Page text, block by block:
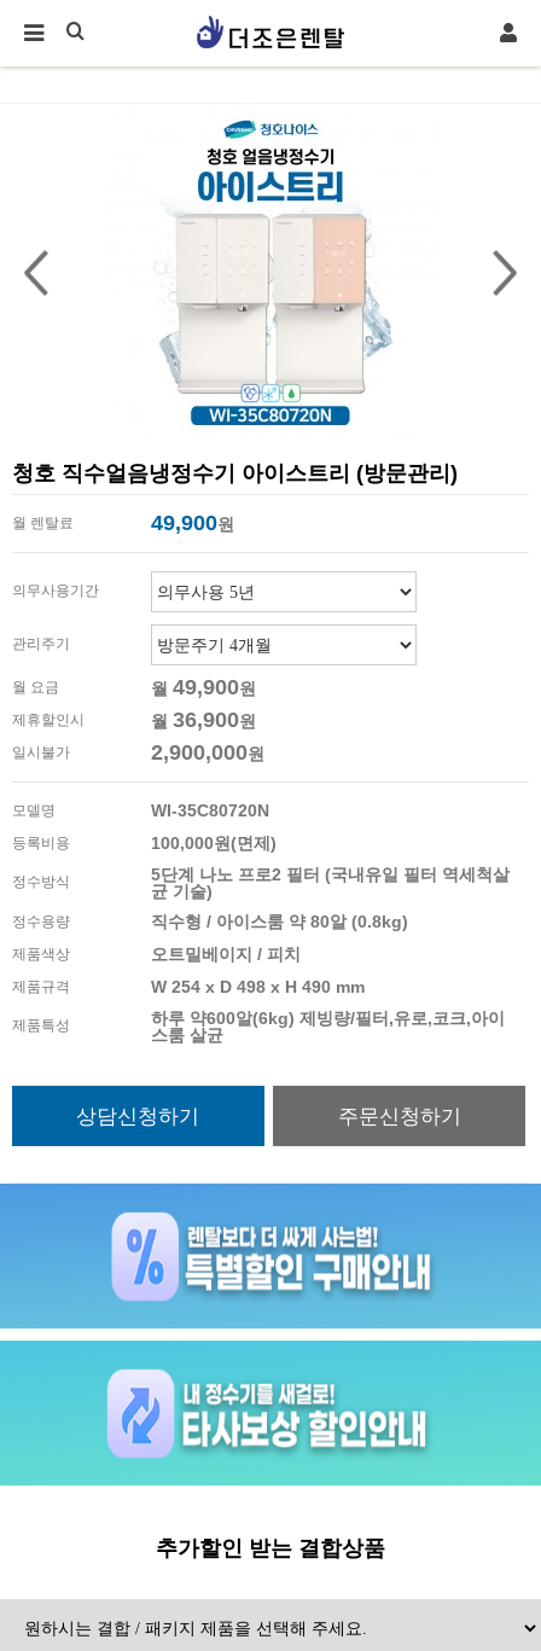
청호 직수얼음냉정수기 아이스트리 (방문관리)
월 렌탈료 49,900원
의무사용기간
관리주기
월 요금 월 49,900원
제휴할인시 월 36,900원
일시불가 2,900,000원
모델명 WI-35C80720N
등록비용 100,000원(면제)
정수방식
5단계 나노 프로2 필터 (국내유일 필터 역세척살
균 기술)
정수용량 직수형 / 아이스룸 약 80알 (0.8kg)
제품색상 오트밀베이지 / 피치
제품규격 W 254 x D 498 x H 490 mm
제품특성
하루 약600알(6kg) 제빙량/필터,유로,코크,아이
스룸 살균
추가할인 받는 결합상품